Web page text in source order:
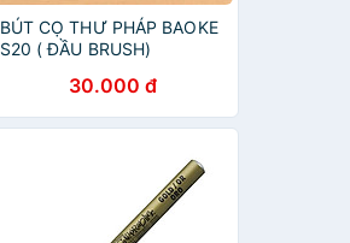
BÚT CỌ THƯ PHÁP BAOKE
S20 ( ĐẦU BRUSH)
30.000 đ